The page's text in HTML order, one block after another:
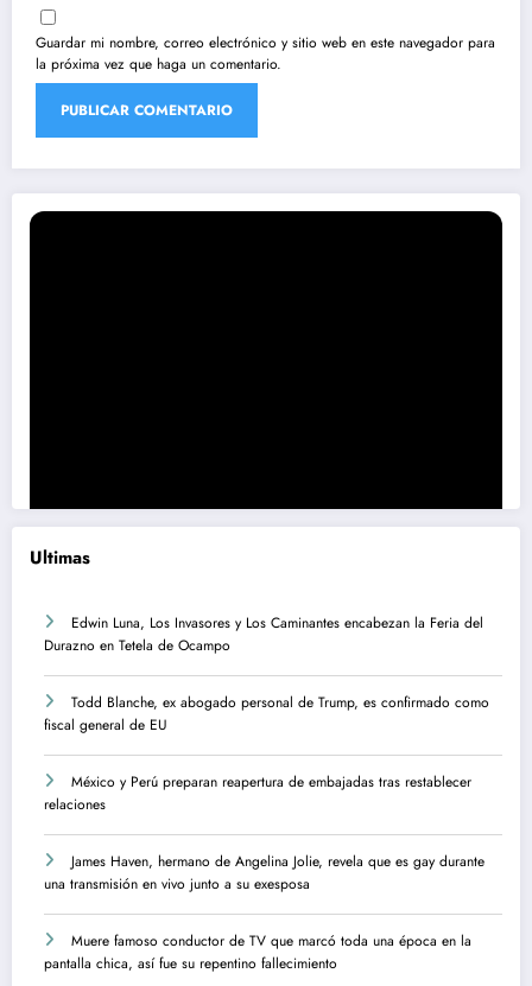
Guardar mi nombre, correo electrónico y sitio web en este navegador para
la próxima vez que haga un comentario.
Ultimas
Edwin Luna, Los Invasores y Los Caminantes encabezan la Feria del
Durazno en Tetela de Ocampo
Todd Blanche, ex abogado personal de Trump, es confirmado como
fiscal general de EU
México y Perú preparan reapertura de embajadas tras restablecer
relaciones
James Haven, hermano de Angelina Jolie, revela que es gay durante
una transmisión en vivo junto a su exesposa
Muere famoso conductor de TV que marcó toda una época en la
pantalla chica, así fue su repentino fallecimiento